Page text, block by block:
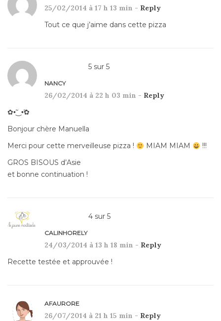
25/02/2014 à 17 h 13 min - Reply
Tout ce que j’aime dans cette pizza
5 sur 5
NANCY
26/02/2014 à 22 h 03 min - Reply
✿•̃‿•̃✿
Bonjour chère Manuella
Merci pour cette merveilleuse pizza !
MIAM MIAM
!!!
GROS BISOUS d’Asie
et bonne continuation !
4 sur 5
CALINHORELY
24/03/2014 à 13 h 18 min - Reply
Recette testée et approuvée !
AFAURORE
26/07/2014 à 21 h 15 min - Reply